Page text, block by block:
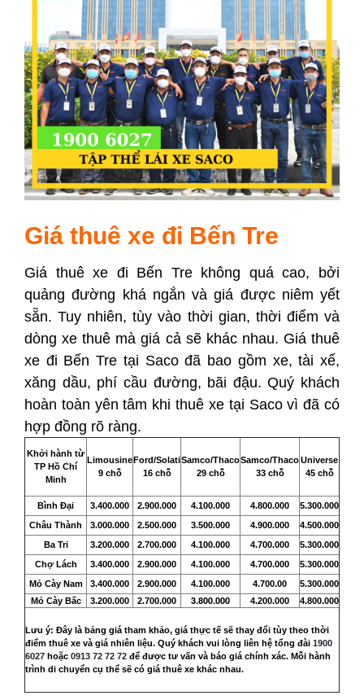
Giá thuê xe đi Bến Tre
Giá thuê xe đi Bến Tre không quá cao, bởi
quảng đường khá ngắn và giá được niêm yết
sẵn. Tuy nhiên, tùy vào thời gian, thời điểm và
dòng xe thuê mà giá cả sẽ khác nhau. Giá thuê
xe đi Bến Tre tại Saco đã bao gồm xe, tài xế,
xăng dầu, phí cầu đường, bãi đậu. Quý khách
hoàn toàn yên tâm khi thuê xe tại Saco vì đã có
hợp đồng rõ ràng.
Khởi hành từ
TP Hồ Chí
Minh
Limousine
9 chỗ
Ford/Solati
16 chỗ
Samco/Thaco
29 chỗ
Samco/Thaco
33 chỗ
Universe
45 chỗ
Bình Đại 3.400.000 2.900.000 4.100.000 4.800.000
5.300.000
Châu Thành
3.000.000 2.500.000 3.500.000 4.900.000
4.500.000
Ba Tri
3.200.000 2.700.000 4.100.000 4.700.000
5.300.000
Chợ Lách
3.400.000 2.900.000 4.100.000 4.700.000
5.300.000
Mỏ Cày Nam
3.400.000 2.900.000 4.100.000 4.700.00
5.300.000
Mỏ Cày Bắc
3.200.000 2.700.000 3.800.000 4.200.000 4.800.000
Lưu ý: Đây là bảng giá tham khảo, giá thực tế sẽ thay đổi tùy theo thời
điểm thuê xe và giá nhiên liệu. Quý khách vui lòng liên hệ tổng đài 1900
6027 hoặc 0913 72 72 72 để được tư vấn và báo giá chính xác. Mỗi hành
trình di chuyển cụ thể sẽ có giá thuê xe khác nhau.